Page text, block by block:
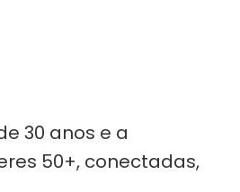
30 anos e a
50+, conectadas,